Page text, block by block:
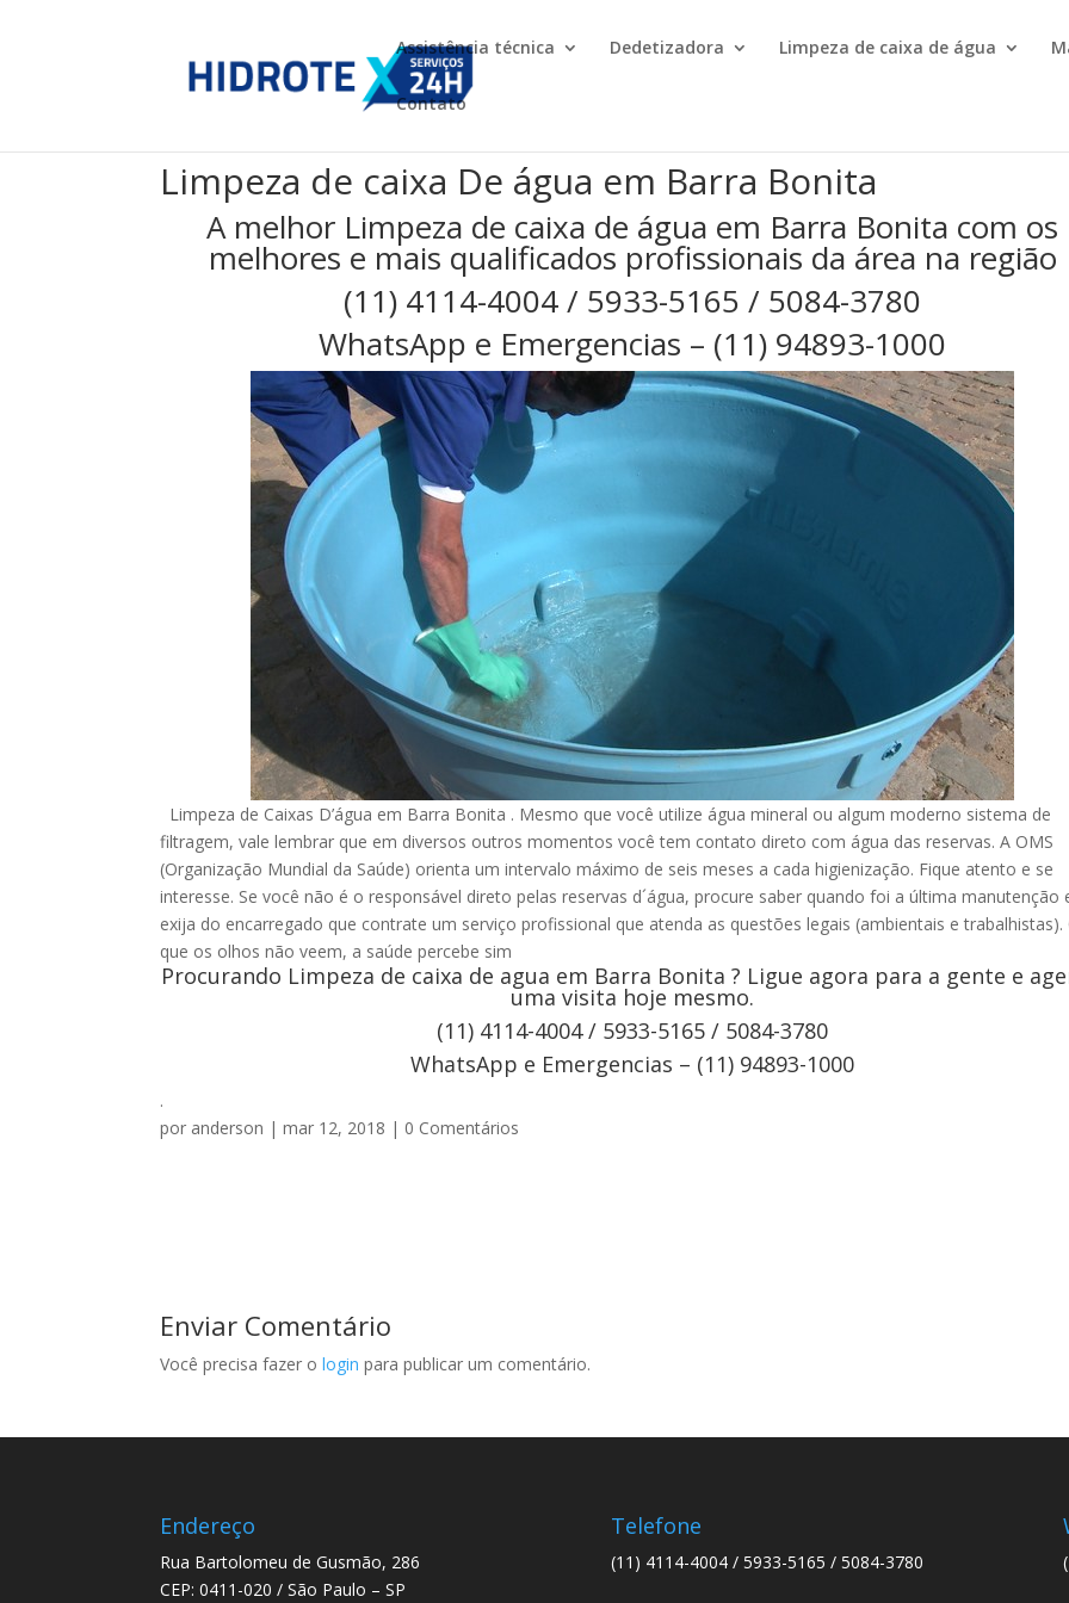
Assistência técnica Dedetizadora Limpeza de caixa de água
Contato
Limpeza de caixa De água em Barra Bonita
A melhor Limpeza de caixa de água em Barra Bonita com os
melhores e mais qualificados profissionais da área na região
(11) 4114-4004 / 5933-5165 / 5084-3780
WhatsApp e Emergencias – (11) 94893-1000
Limpeza de Caixas D’água em Barra Bonita . Mesmo que você utilize água mineral ou algum moderno sistema de
filtragem, vale lembrar que em diversos outros momentos você tem contato direto com água das reservas. A OMS
(Organização Mundial da Saúde) orienta um intervalo máximo de seis meses a cada higienização. Fique atento e se
interesse. Se você não é o responsável direto pelas reservas d´água, procure saber quando foi a última manutenção
exija do encarregado que contrate um serviço profissional que atenda as questões legais (ambientais e trabalhistas).
que os olhos não veem, a saúde percebe sim
Procurando Limpeza de caixa de agua em Barra Bonita ? Ligue agora para a gente e
uma visita hoje mesmo.
(11) 4114-4004 / 5933-5165 / 5084-3780
WhatsApp e Emergencias – (11) 94893-1000
.
por anderson |mar 12, 2018 | 0 Comentários
Enviar Comentário
Você precisa fazer ologin para publicar um comentário.
Endereço
Rua Bartolomeu de Gusmão, 286
CEP: 0411-020 / São Paulo – SP
Telefone
(11) 4114-4004 / 5933-5165 / 5084-3780